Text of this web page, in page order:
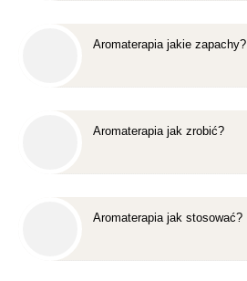
Aromaterapia jakie zapachy?
Aromaterapia jak zrobić?
Aromaterapia jak stosować?